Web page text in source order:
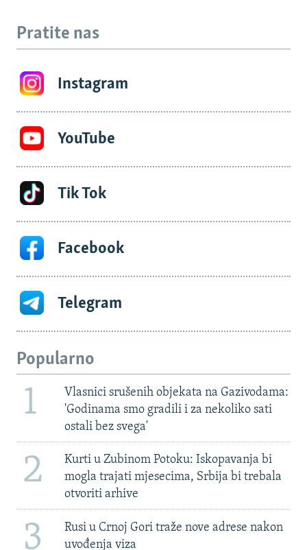
Pratite nas
Instagram
YouTube
Tik Tok
Facebook
Telegram
Popularno
1
Vlasnici srušenih objekata na Gazivodama:
'Godinama smo gradili i za nekoliko sati
ostali bez svega'
2
Kurti u Zubinom Potoku: Iskopavanja bi
mogla trajati mjesecima, Srbija bi trebala
otvoriti arhive
3
Rusi u Crnoj Gori traže nove adrese nakon
uvođenja viza